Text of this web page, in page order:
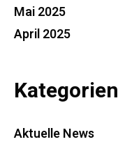
Mai 2025
April 2025
Kategorien
Aktuelle News